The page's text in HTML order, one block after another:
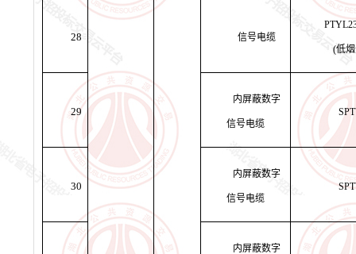
28 信号电缆
(低
29
内屏蔽数字
信号电缆
30
内屏蔽数字
信号电缆
内屏蔽数字